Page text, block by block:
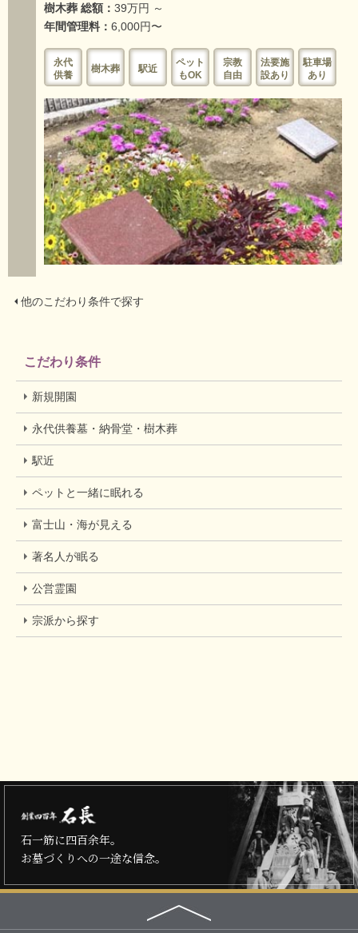
樹木葬 総額： 39万円 ～
年間管理料： 6,000円〜
永代
供養
樹木葬 駅近
ペット
もOK
宗教
自由
法要施
設あり
駐車場
あり
他のこだわり条件で探す
こだわり条件
新規開園
永代供養墓・納骨堂・樹木葬
駅近
ペットと一緒に眠れる
富士山・海が見える
著名人が眠る
公営霊園
宗派から探す
石一筋に四百余年。
お墓づくりへの一途な信念。